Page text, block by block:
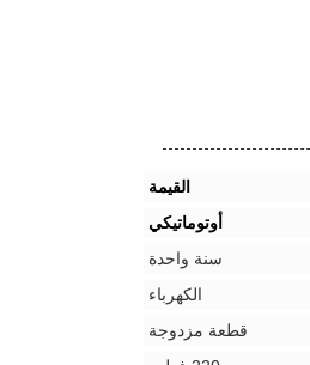
القيمة
أوتوماتيكي
سنة واحدة
الكهرباء
قطعة مزدوجة